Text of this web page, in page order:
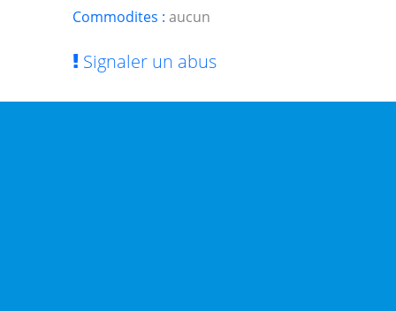
Commodites :aucun
Signaler un abus